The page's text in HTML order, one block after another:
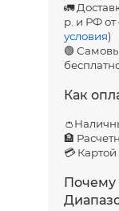
🚛
р. и РФ
условия)
🟢
Как
🏦
💳